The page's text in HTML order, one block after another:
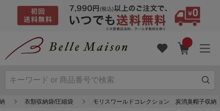
衣類収納袋/圧縮袋 モリスワールドコレクション 炭消臭帽子収納